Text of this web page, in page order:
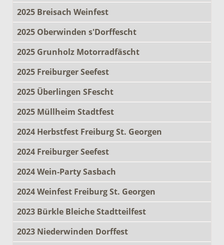
2025 Breisach Weinfest
2025 Oberwinden s'Dorffescht
2025 Grunholz Motorradfäscht
2025 Freiburger Seefest
2025 Überlingen SFescht
2025 Müllheim Stadtfest
2024 Herbstfest Freiburg St. Georgen
2024 Freiburger Seefest
2024 Wein-Party Sasbach
2024 Weinfest Freiburg St. Georgen
2023 Bürkle Bleiche Stadtteilfest
2023 Niederwinden Dorffest